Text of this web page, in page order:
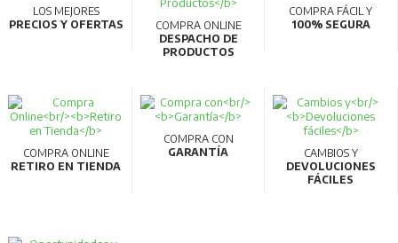
LOS MEJORES
PRECIOS Y OFERTAS
COMPRA ONLINE
DESPACHO DE
PRODUCTOS
COMPRA FÁCIL Y
100% SEGURA
COMPRA ONLINE
RETIRO EN TIENDA
COMPRA CON
GARANTÍA
CAMBIOS Y
DEVOLUCIONES
FÁCILES